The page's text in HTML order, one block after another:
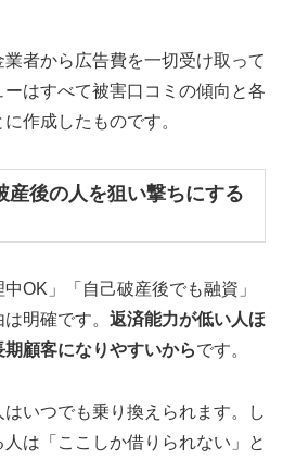
者から広告費を一切受け取って
はすべて被害口コミの傾向と各
作成したものです。
産後の人を狙い撃ちにする
OK」「自己破産後でも融資」
明確です。 返済能力が低い人ほ
顧客になりやすいからです。
いつでも乗り換えられます。し
は「ここしか借りられない」と